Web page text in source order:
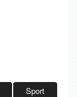
Sport